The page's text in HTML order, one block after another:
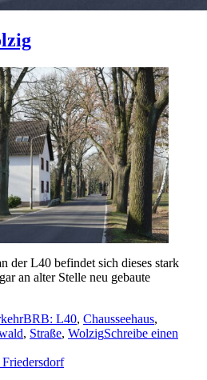
der L40 befindet sich dieses stark
an alter Stelle neu gebaute
Schlagwörter
BRB: L40, Chausseehaus,
, Straße, WolzigSchreibe einen